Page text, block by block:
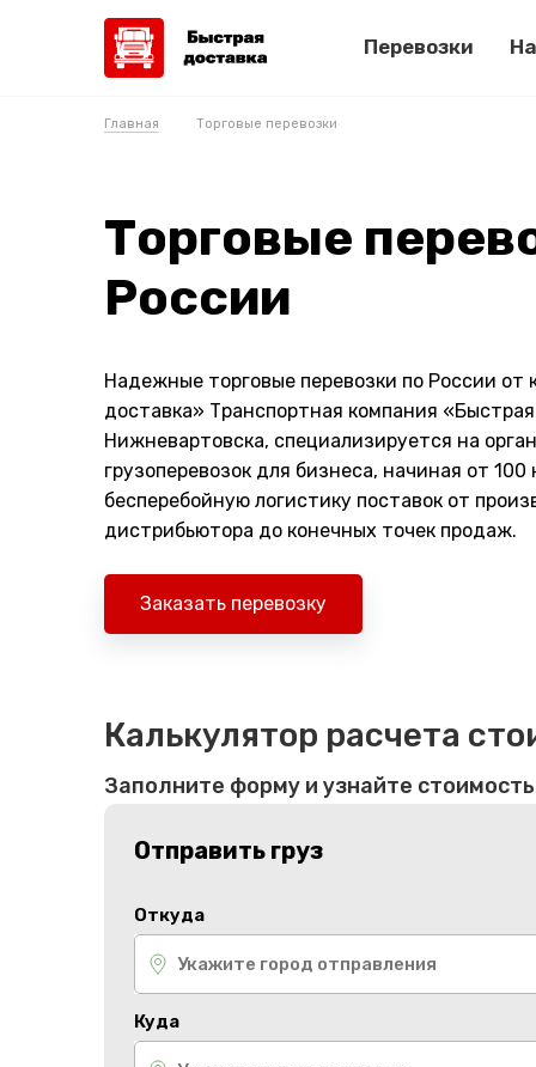
Перевозки
Главная Торговые перевозки
Торговые
России
Надежные торговые перевозки по России от
доставка» Транспортная компания
Нижневартовска, специализируется на
грузоперевозок для бизнеса, начиная от
бесперебойную логистику поставок от
дистрибьютора до конечных точек продаж.
Заказать перевозку
Калькулятор расчета
Заполните форму и узнайте стоимость
Отправить груз
Откуда
Куда